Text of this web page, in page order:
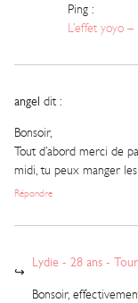
Ping :
L’effet yoyo
angel dit :
Bonsoir,
Tout d’abord merci de
midi, tu peux manger
Répondre
Lydie - 28 ans -
Bonsoir,